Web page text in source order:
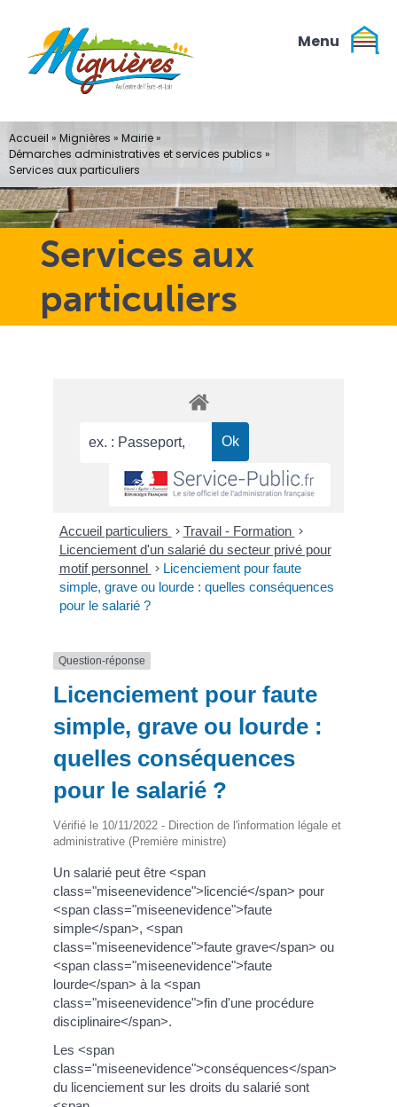
contenu
Services aux
particuliers
Accueil » Mignières » Mairie»
Démarches administratives et services publics »
Services aux particuliers
Accueil particuliers > Travail - Formation >
Licenciement d'un salarié du secteur privé pour
motif personnel > Licenciement pour faute
simple, grave ou lourde : quelles conséquences
pour le salarié ?
Question-réponse
Licenciement pour faute
simple, grave ou lourde :
quelles conséquences
pour le salarié ?
Vérifié le 10/11/2022 - Direction de l'information légale et
administrative (Première ministre)
Un salarié peut être <span
class="miseenevidence">licencié</span> pour
<span class="miseenevidence">faute
simple</span>, <span
class="miseenevidence">faute grave</span> ou
<span class="miseenevidence">faute
lourde</span> à la <span
class="miseenevidence">fin d'une procédure
disciplinaire</span>.
Les <span
class="miseenevidence">conséquences</span>
du licenciement sur les droits du salarié sont